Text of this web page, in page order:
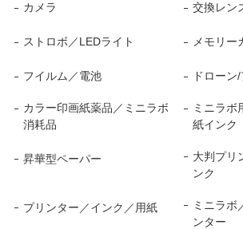
カメラ 交換レン
ストロボ／LEDライト メモリー
フイルム／電池 ドローン
カラー印画紙薬品／ミニラボ
消耗品
ミニラボ
紙インク
昇華型ペーパー
大判プリ
ンク
プリンター／インク／用紙
ミニラボ
ンター